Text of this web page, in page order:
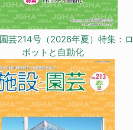
芸214号（2026年夏）特集：ロ
ボットと自動化